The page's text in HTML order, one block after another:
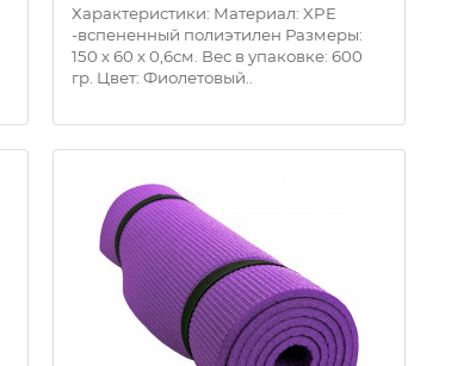
Характеристики: Материал: XPE
-вспененный полиэтилен Размеры:
150 х 60 х 0,6см. Вес в упаковке: 600
гр. Цвет: Фиолетовый..